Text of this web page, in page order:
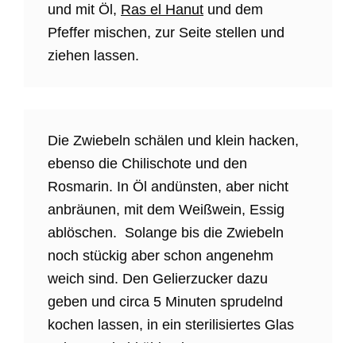
und mit Öl, Ras el Hanut und dem
Pfeffer mischen, zur Seite stellen und
ziehen lassen.
Die Zwiebeln schälen und klein hacken,
ebenso die Chilischote und den
Rosmarin. In Öl andünsten, aber nicht
anbräunen, mit dem Weißwein, Essig
ablöschen. Solange bis die Zwiebeln
noch stückig aber schon angenehm
weich sind. Den Gelierzucker dazu
geben und circa 5 Minuten sprudelnd
kochen lassen, in ein sterilisiertes Glas